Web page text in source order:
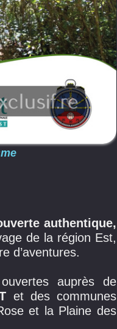
authentique,
de la région Est,
d’aventures.
auprès de
et des communes
et la Plaine des